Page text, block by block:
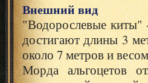
Внешний вид
"Водорослевые киты"
достигают длины 3
около 7 метров и
Морда альгоцетов